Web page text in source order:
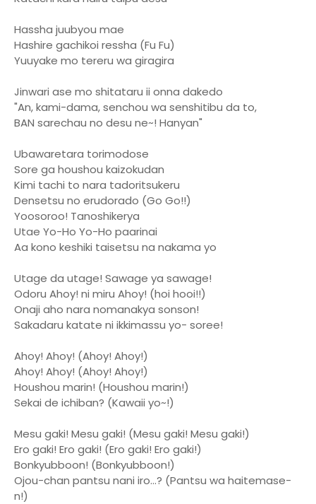
Hassha juubyou mae
Hashire gachikoi ressha (Fu Fu)
Yuuyake mo tereru wa giragira
Jinwari ase mo shitataru ii onna dakedo
"An, kami-dama, senchou wa senshitibu da to,
BAN sarechau no desu ne~! Hanyan"
Ubawaretara torimodose
Sore ga houshou kaizokudan
Kimi tachi to nara tadoritsukeru
Densetsu no erudorado (Go Go!!)
Yoosoroo! Tanoshikerya
Utae Yo-Ho Yo-Ho paarinai
Aa kono keshiki taisetsu na nakama yo
Utage da utage! Sawage ya sawage!
Odoru Ahoy! ni miru Ahoy! (hoi hooi!!)
Onaji aho nara nomanakya sonson!
Sakadaru katate ni ikkimassu yo- soree!
Ahoy! Ahoy! (Ahoy! Ahoy!)
Ahoy! Ahoy! (Ahoy! Ahoy!)
Houshou marin! (Houshou marin!)
Sekai de ichiban? (Kawaii yo~!)
Mesu gaki! Mesu gaki! (Mesu gaki! Mesu gaki!)
Ero gaki! Ero gaki! (Ero gaki! Ero gaki!)
Bonkyubboon! (Bonkyubboon!)
Ojou-chan pantsu nani iro...? (Pantsu wa haitemase-
n!)